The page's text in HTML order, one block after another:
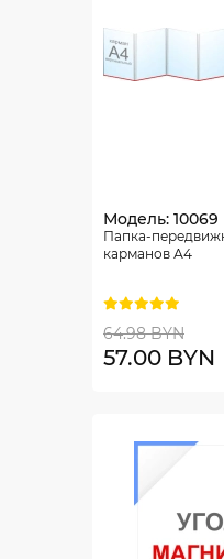
Модель: 10069
Папка-
карманов А4
64.98 BYN
57.00 BYN